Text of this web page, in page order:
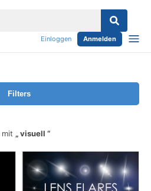
Einloggen Anmelden
Filters
visuell